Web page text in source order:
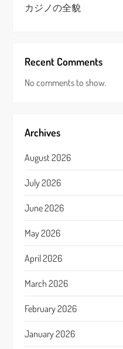
カジノの全貌
Recent Comments
No comments to show.
Archives
August 2026
July 2026
June 2026
May 2026
April 2026
March 2026
February 2026
January 2026